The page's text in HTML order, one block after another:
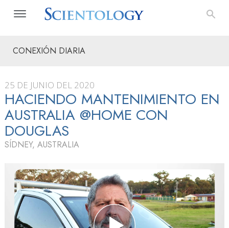
CONEXIÓN DIARIA
25 DE JUNIO DEL 2020
HACIENDO MANTENIMIENTO EN
AUSTRALIA @HOME CON
DOUGLAS
SÍDNEY, AUSTRALIA